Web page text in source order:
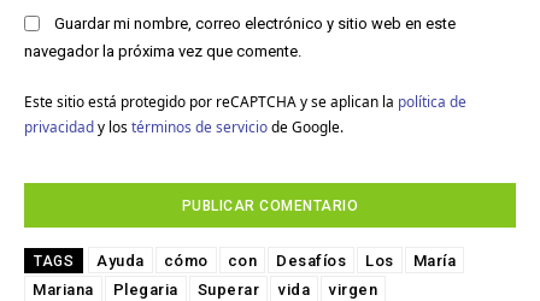
Guardar mi nombre, correo electrónico y sitio web en este
navegador la próxima vez que comente.
Este sitio está protegido por reCAPTCHA y se aplican la política de
privacidady los términos de serviciode Google.
TAGS Ayuda cómo con Desafíos Los
María
Mariana
Plegaria Superar vida virgen